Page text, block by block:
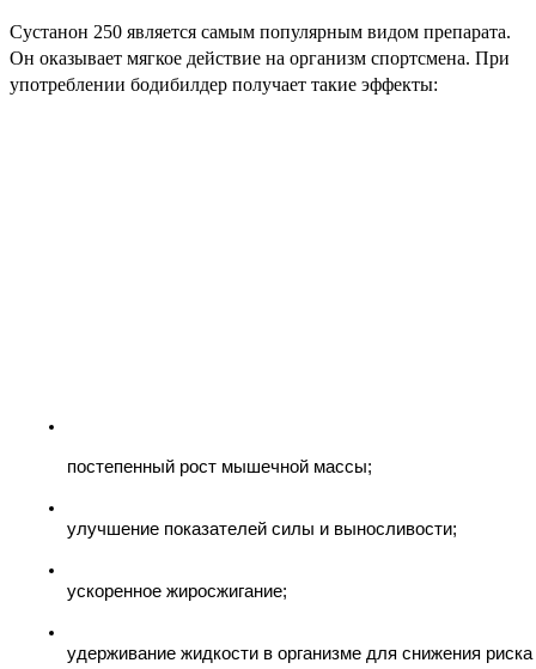
Сустанон 250 является самым популярным видом препарата.
Он оказывает мягкое действие на организм спортсмена. При
употреблении бодибилдер получает такие эффекты:
постепенный рост мышечной массы;
улучшение показателей силы и выносливости;
ускоренное жиросжигание;
удерживание жидкости в организме для снижения